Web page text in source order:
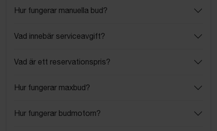
Hur fungerar manuella bud?
Vad innebär serviceavgift?
Vad är ett reservationspris?
Hur fungerar maxbud?
Hur fungerar budmotorn?